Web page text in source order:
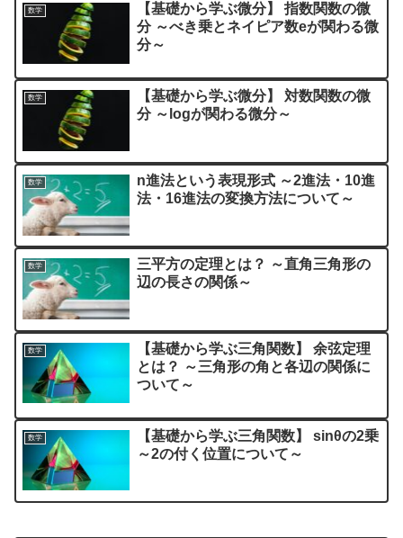
数学
【基礎から学ぶ微分】 指数関数の微
分 ～べき乗とネイピア数eが関わる微
分～
数学
【基礎から学ぶ微分】 対数関数の微
分 ～logが関わる微分～
数学
n進法という表現形式 ～2進法・10進
法・16進法の変換方法について～
数学
三平方の定理とは？ ～直角三角形の
辺の長さの関係～
数学
【基礎から学ぶ三角関数】 余弦定理
とは？ ～三角形の角と各辺の関係に
ついて～
数学
【基礎から学ぶ三角関数】 sinθの2乗
～2の付く位置について～